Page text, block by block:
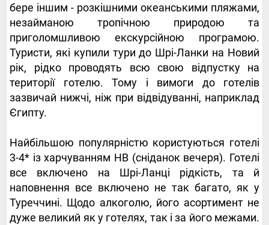
бере іншим - розкішними океанськими пляжами,
незайманою тропічною природою та
приголомшливою екскурсійною програмою.
Туристи, які купили тури до Шрі-Ланки на Новий
рік, рідко проводять всю свою відпустку на
території готелю. Тому і вимоги до готелів
зазвичай нижчі, ніж при відвідуванні, наприклад
Єгипту.
Найбільшою популярністю користуються готелі
3-4* із харчуванням HB (сніданок вечеря). Готелі
все включено на Шрі-Ланці рідкість, та й
наповнення все включено не так багато, як у
Туреччині. Щодо алкоголю, його асортимент не
дуже великий як у готелях, так і за його межами.